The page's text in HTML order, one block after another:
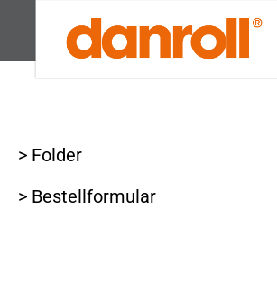
> Folder
> Bestellformular